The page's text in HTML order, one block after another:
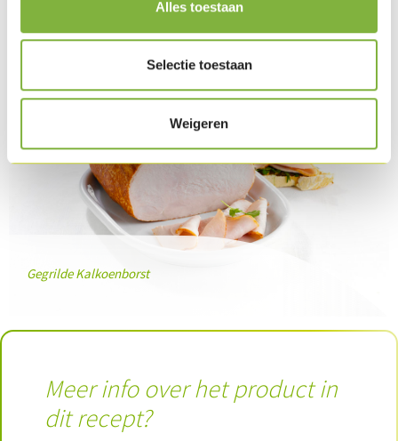
Alles toestaan
Selectie toestaan
Weigeren
Gegrilde Kalkoenborst
Meer info over het product in
dit recept?